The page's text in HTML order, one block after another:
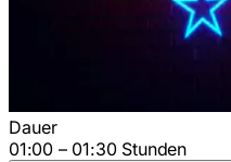
Dauer
01:00 – 01:30 Stunden